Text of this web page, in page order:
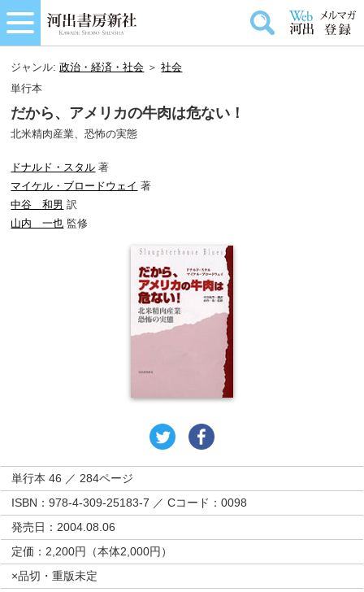
ジャンル:政治・経済・社会 ＞社会
単行本
だから、アメリカの牛肉は危ない！
北米精肉産業、恐怖の実態
ドナルド・スタル 著
マイケル・ブロードウェイ 著
中谷 和男 訳
山内 一也 監修
単行本 46 ／ 284ページ
ISBN：978-4-309-25183-7 ／ Cコード：0098
発売日：2004.08.06
定価：2,200円（本体2,000円）
×品切・重版未定